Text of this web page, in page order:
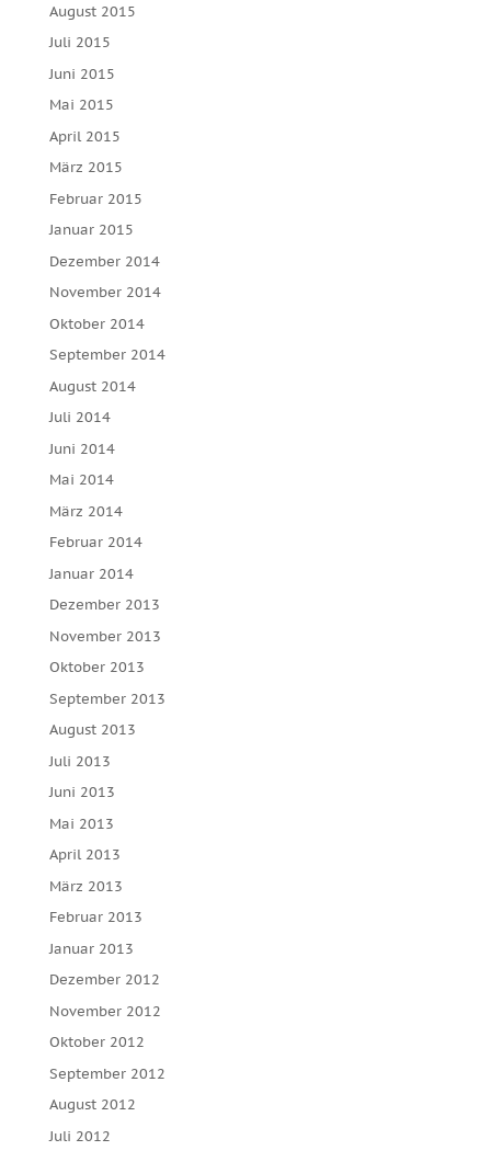
August 2015
Juli 2015
Juni 2015
Mai 2015
April 2015
März 2015
Februar 2015
Januar 2015
Dezember 2014
November 2014
Oktober 2014
September 2014
August 2014
Juli 2014
Juni 2014
Mai 2014
März 2014
Februar 2014
Januar 2014
Dezember 2013
November 2013
Oktober 2013
September 2013
August 2013
Juli 2013
Juni 2013
Mai 2013
April 2013
März 2013
Februar 2013
Januar 2013
Dezember 2012
November 2012
Oktober 2012
September 2012
August 2012
Juli 2012